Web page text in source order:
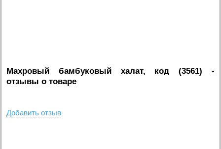
Махровый бамбуковый халат, код (3561) -
отзывы о товаре
Добавить отзыв